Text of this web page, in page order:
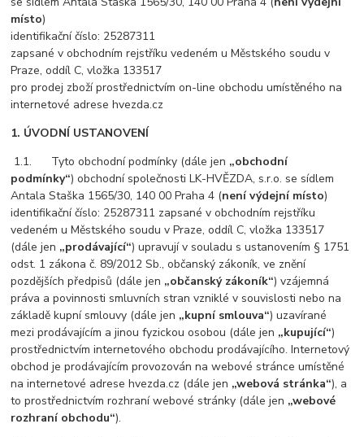
místo)
identifikační číslo: 25287311
zapsané v obchodním rejstříku vedeném u Městského soudu v
Praze, oddíl C, vložka 133517
pro prodej zboží prostřednictvím on-line obchodu umístěného na
internetové adrese hvezda.cz
1. ÚVODNÍ USTANOVENÍ
1.1. Tyto obchodní podmínky (dále jen „obchodní
podmínky“) obchodní společnosti LK-HVĚZDA, s.r.o. se sídlem
Antala Staška 1565/30, 140 00 Praha 4 (není výdejní místo)
identifikační číslo: 25287311 zapsané v obchodním rejstříku
vedeném u Městského soudu v Praze, oddíl C, vložka 133517
(dále jen „prodávající“) upravují v souladu s ustanovením § 1751
odst. 1 zákona č. 89/2012 Sb., občanský zákoník, ve znění
pozdějších předpisů (dále jen „občanský zákoník“) vzájemná
práva a povinnosti smluvních stran vzniklé v souvislosti nebo na
základě kupní smlouvy (dále jen „kupní smlouva“) uzavírané
mezi prodávajícím a jinou fyzickou osobou (dále jen „kupující“)
prostřednictvím internetového obchodu prodávajícího. Internetový
obchod je prodávajícím provozován na webové stránce umístěné
na internetové adrese hvezda.cz (dále jen „webová stránka“), a
to prostřednictvím rozhraní webové stránky (dále jen „webové
rozhraní obchodu“).